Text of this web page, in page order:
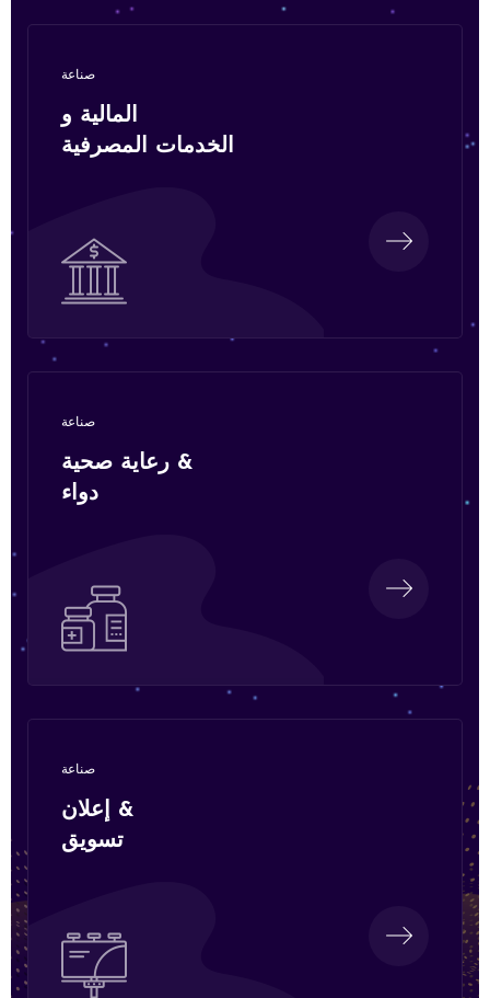
صناعة
المالية و
الخدمات المصرفية
صناعة
رعاية صحية &
دواء
صناعة
إعلان &
تسويق